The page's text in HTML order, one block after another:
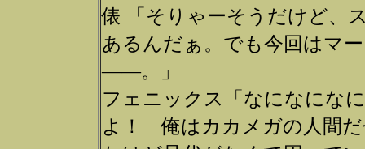
俵 「そりゃーそうだけど
あるんだぁ。でも今回はマ
――。」
フェニックス「なになにな
よ！ 俺はカカメガの人間だ